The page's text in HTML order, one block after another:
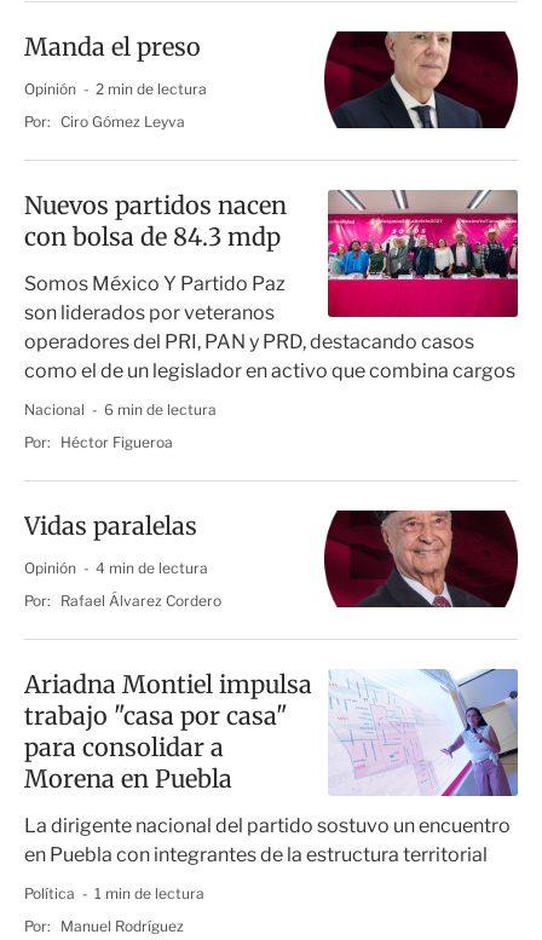
Manda el preso
Opinión
2 min de lectura
Por: Ciro Gómez Leyva
Nuevos partidos nacen
con bolsa de 84.3 mdp
Somos México Y Partido Paz
son liderados por veteranos
operadores del PRI, PAN y PRD, destacando casos
como el de un legislador en activo que combina cargos
Nacional
6 min de lectura
Por:
Héctor Figueroa
Vidas paralelas
Opinión
4 min de lectura
Por:
Rafael Álvarez Cordero
Ariadna Montiel impulsa
trabajo "casa por casa"
para consolidar a
Morena en Puebla
La dirigente nacional del partido sostuvo un encuentro
en Puebla con integrantes de la estructura territorial
Política
1 min de lectura
Por:
Manuel Rodríguez